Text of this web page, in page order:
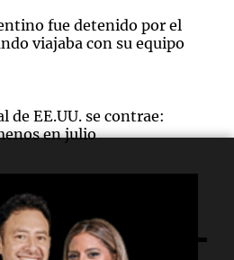
fue detenido por el
viajaba con su equipo
de EE.UU. se contrae:
en julio
a los 51 años: la historia
modelos que marcó una